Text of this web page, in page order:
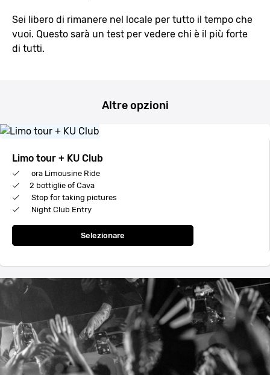
Sei libero di rimanere nel locale per tutto il tempo che
vuoi. Questo sarà un test per vedere chi è il più forte
di tutti.
Altre opzioni
Limo tour + KU Club
ora Limousine Ride
2 bottiglie of Cava
Stop for taking pictures
Night Club Entry
Selezionare